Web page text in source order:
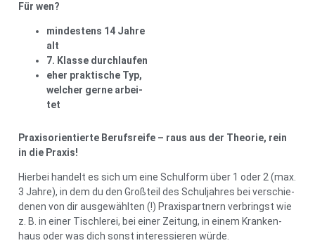
Für wen?
min­des­tens 14 Jah­re
alt
7. Klas­se durch­lau­fen
eher prak­ti­sche Typ,
wel­cher ger­ne arbei­
tet
Pra­xis­ori­en­tier­te Berufs­rei­fe – raus aus der Theo­rie, rein
in die Pra­xis!
Hier­bei han­delt es sich um eine Schul­form über 1 oder 2 (max.
3 Jah­re), in dem du den Groß­teil des Schul­jah­res bei ver­schie­
de­nen von dir aus­ge­wähl­ten (!) Pra­xis­part­nern ver­bringst wie
z. B. in einer Tisch­le­rei, bei einer Zei­tung, in einem Kran­ken­
haus oder was dich sonst inter­es­sie­ren wür­de.